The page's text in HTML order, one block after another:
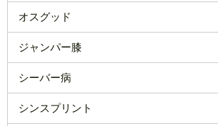
オスグッド
ジャンパー膝
シーバー病
シンスプリント